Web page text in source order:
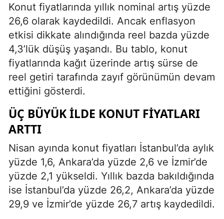
Konut fiyatlarında yıllık nominal artış yüzde
26,6 olarak kaydedildi. Ancak enflasyon
etkisi dikkate alındığında reel bazda yüzde
4,3’lük düşüş yaşandı. Bu tablo, konut
fiyatlarında kağıt üzerinde artış sürse de
reel getiri tarafında zayıf görünümün devam
ettiğini gösterdi.
ÜÇ BÜYÜK ILDE KONUT FIYATLARI
ARTTI
Nisan ayında konut fiyatları İstanbul’da aylık
yüzde 1,6, Ankara’da yüzde 2,6 ve İzmir’de
yüzde 2,1 yükseldi. Yıllık bazda bakıldığında
ise İstanbul’da yüzde 26,2, Ankara’da yüzde
29,9 ve İzmir’de yüzde 26,7 artış kaydedildi.